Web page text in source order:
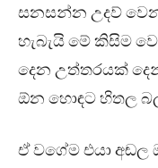
සනසන්න උදව්
හැබැයි මේ කිසිම
දෙන උත්තරයක්
ඕන හොඳට හිතල
ඒ වගේම එයා